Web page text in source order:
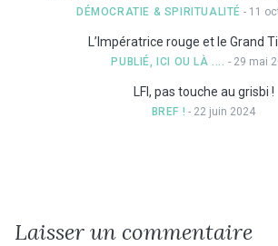
DÉMOCRATIE & SPIRITUALITÉ - 11
L’Impératrice rouge et le Grand
PUBLIÉ, ICI OU LÀ .... - 29 mai
LFI, pas touche au grisbi !
BREF ! - 22 juin 2024
Laisser un commentaire